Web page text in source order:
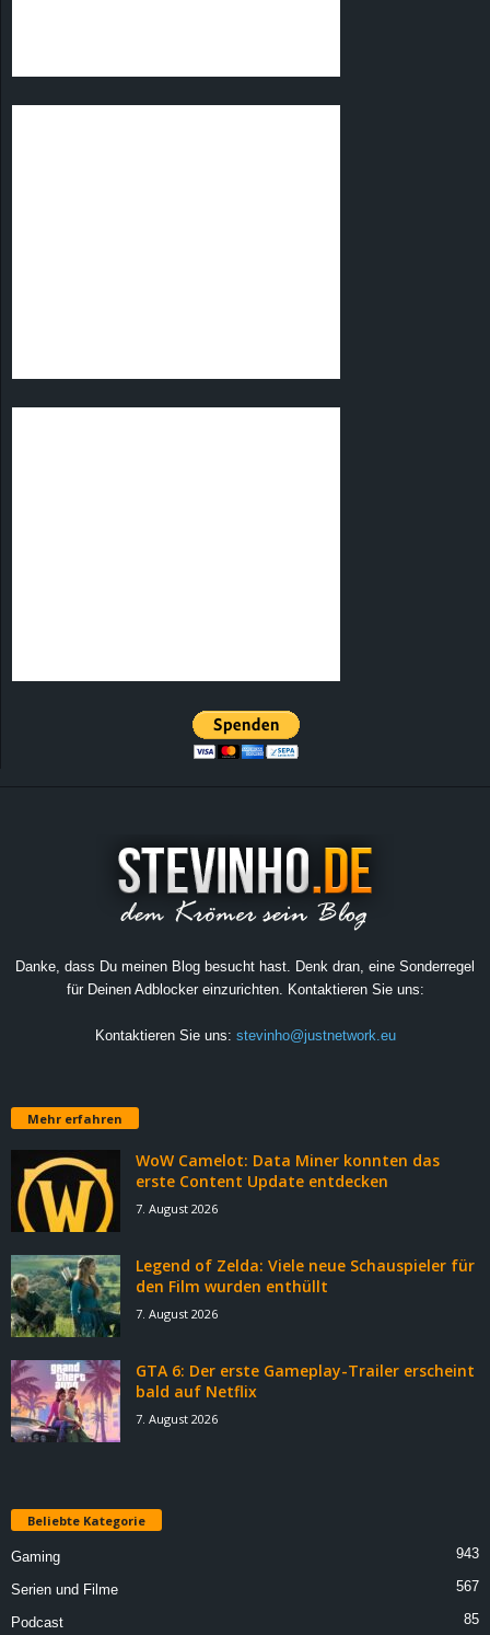
Danke, dass Du meinen Blog besucht hast. Denk dran, eine Sonderregel
für Deinen Adblocker einzurichten. Kontaktieren Sie uns:
Kontaktieren Sie uns: stevinho@justnetwork.eu
Mehr erfahren
WoW Camelot: Data Miner konnten das
erste Content Update entdecken
7. August 2026
Legend of Zelda: Viele neue Schauspieler für
den Film wurden enthüllt
7. August 2026
GTA 6: Der erste Gameplay-Trailer erscheint
bald auf Netflix
7. August 2026
Beliebte Kategorie
Gaming 943
Serien und Filme 567
Podcast 85